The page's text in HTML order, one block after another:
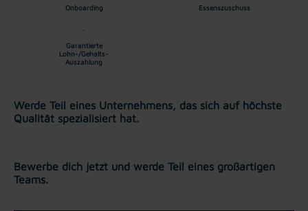
Onboarding Essenszuschuss
Garantierte
Lohn-/Gehalts-
Auszahlung
Werde Teil eines Unternehmens, das sich auf höchste
Qualität spezialisiert hat.
Bewerbe dich jetzt und werde Teil eines großartigen
Teams.